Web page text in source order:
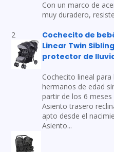
Con un marco de
muy duradero,
2
Cochecito de
Linear Twin
protector de
Cochecito lineal
hermanos de edad
partir de los 6 meses
Asiento trasero
apto desde el
Asiento...